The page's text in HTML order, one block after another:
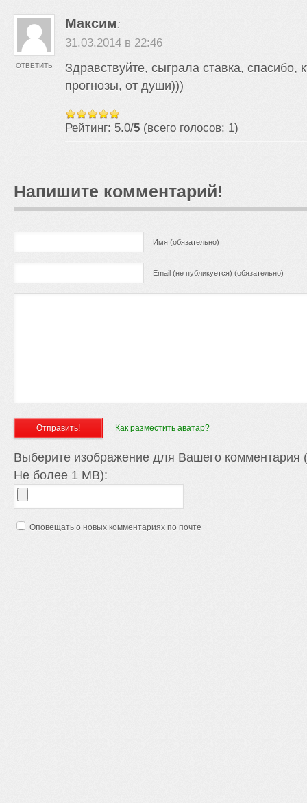
Максим:
31.03.2014 в 22:46
Здравствуйте, сыграла ставка, спасибо,
прогнозы, от души)))
Рейтинг: 5.0/5 (всего голосов: 1)
ОТВЕТИТЬ
Напишите комментарий!
Имя (обязательно)
Email (не публикуется) (обязательно)
Как разместить аватар?
Выберите изображение для Вашего комментария
Не более 1 MB):
Оповещать о новых комментариях по почте